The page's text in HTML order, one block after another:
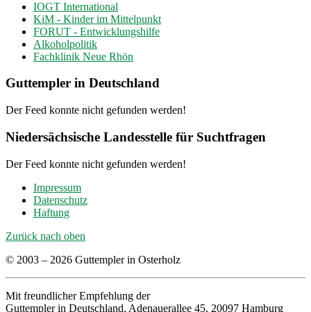
IOGT International
KiM - Kinder im Mittelpunkt
FORUT - Entwicklungshilfe
Alkoholpolitik
Fachklinik Neue Rhön
Guttempler in Deutschland
Der Feed konnte nicht gefunden werden!
Niedersächsische Landesstelle für Suchtfragen
Der Feed konnte nicht gefunden werden!
Impressum
Datenschutz
Haftung
Zurück nach oben
© 2003 – 2026 Guttempler in Osterholz
Mit freundlicher Empfehlung der
Guttempler in Deutschland, Adenauerallee 45, 20097 Hamburg